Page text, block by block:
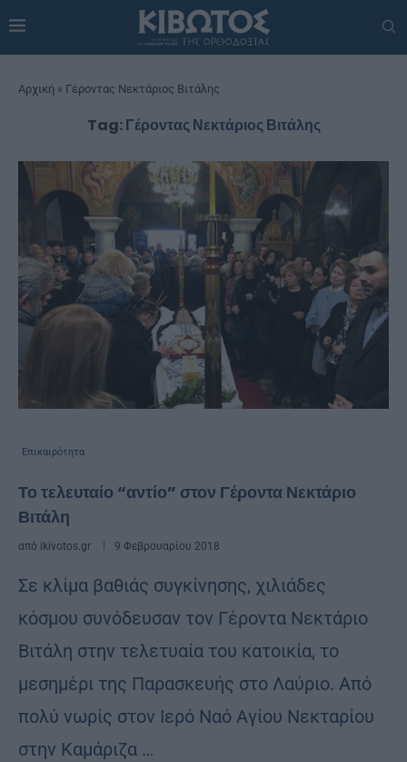
Αρχική » Γέροντας Νεκτάριος Βιτάλης
Tag:Γέροντας Νεκτάριος Βιτάλης
Επικαιρότητα
Το τελευταίο “αντίο” στον Γέροντα Νεκτάριο
Βιτάλη
από ikivotos.gr 9 Φεβρουαρίου 2018
Σε κλίμα βαθιάς συγκίνησης, χιλιάδες
κόσμου συνόδευσαν τον Γέροντα Νεκτάριο
Βιτάλη στην τελετυαία του κατοικία, το
μεσημέρι της Παρασκευής στο Λαύριο. Από
πολύ νωρίς στον Ιερό Ναό Αγίου Νεκταρίου
στην Καμάριζα …